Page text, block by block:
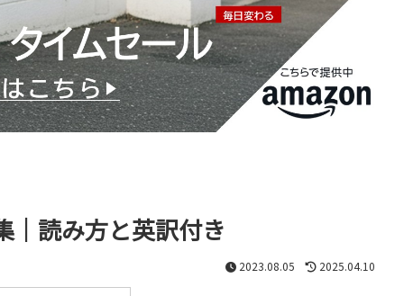
｜読み方と英訳付き
2023.08.05 2025.04.10